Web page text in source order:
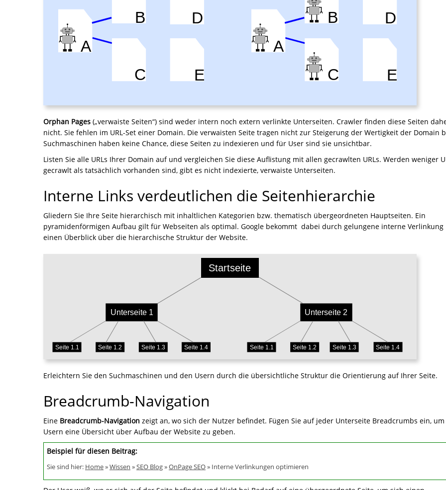
Orphan Pages („verwaiste Seiten“) sind weder intern noch extern verlinkte Unterseiten. Crawler finden diese Seiten
nicht. Sie fehlen im URL-Set einer Domain. Die verwaisten Seite tragen nicht zur Steigerung der Wertigkeit der Domain
Suchmaschinen haben keine Chance, diese Seiten zu indexieren und für User sind sie unsichtbar.
Listen Sie alle URLs Ihrer Domain auf und vergleichen Sie diese Auflistung mit allen gecrawlten URLs. Werden weniger
gecrawlt als tatsächlich vorhanden sind, gibt es nicht indexierte, verwaiste Unterseiten.
Interne Links verdeutlichen die Seitenhierarchie
Gliedern Sie Ihre Seite hierarchisch mit inhaltlichen Kategorien bzw. thematisch übergeordneten Hauptseiten. Ein
pyramidenförmigen Aufbau gilt für Webseiten als optimal. Google bekommt dabei durch gelungene interne Verlinkung
einen Überblick über die hierarchische Struktur der Website.
Erleichtern Sie den Suchmaschinen und den Usern durch die übersichtliche Struktur die Orientierung auf Ihrer Seite.
Breadcrumb-Navigation
Eine Breadcrumb-Navigation zeigt an, wo sich der Nutzer befindet. Fügen Sie auf jeder Unterseite Breadcrumbs ein,
Usern eine Übersicht über Aufbau der Website zu geben.
Beispiel für diesen Beitrag:
Sie sind hier: Home»Wissen »SEO Blog»OnPage SEO» Interne Verlinkungen optimieren